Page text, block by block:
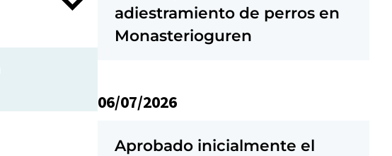
adiestramiento de perros en
Monasterioguren
06/07/2026
Aprobado inicialmente el